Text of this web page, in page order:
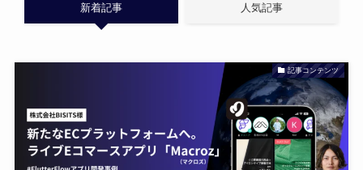
新着記事 人気記事
記事コンテンツ